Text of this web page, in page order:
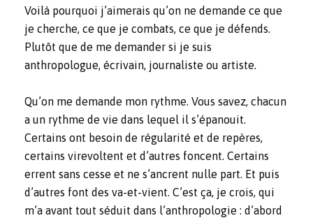
Voilà pourquoi j’aimerais qu’on ne demande ce que
je cherche, ce que je combats, ce que je défends.
Plutôt que de me demander si je suis
anthropologue, écrivain, journaliste ou artiste.
Qu’on me demande mon rythme. Vous savez, chacun
a un rythme de vie dans lequel il s’épanouit.
Certains ont besoin de régularité et de repères,
certains virevoltent et d’autres foncent. Certains
errent sans cesse et ne s’ancrent nulle part. Et puis
d’autres font des va-et-vient. C’est ça, je crois, qui
m’a avant tout séduit dans l’anthropologie : d’abord